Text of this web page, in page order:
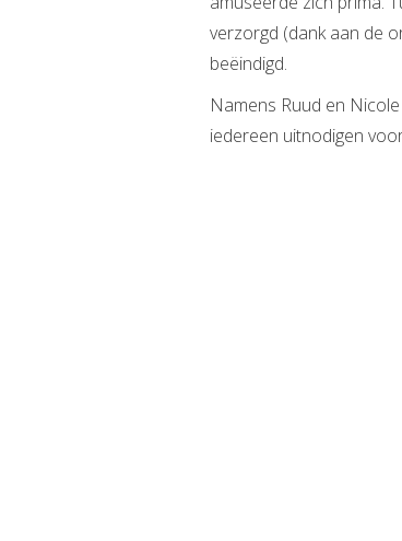
verzorgd (dank aan de
beëindigd.
Namens Ruud en
iedereen uitnodigen